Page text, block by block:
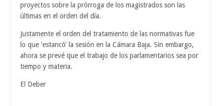
proyectos sobre la prórroga de los magistrados son las
últimas en el orden del día.
Justamente el orden del tratamiento de las normativas fue
lo que 'estancó' la sesión en la Cámara Baja. Sin embargo,
ahora se prevé que el trabajo de los parlamentarios sea por
tiempo y materia.
El Deber